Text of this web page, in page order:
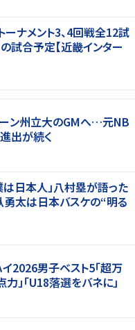
ーナメント3、4回戦全12試
試合予定【近畿インター
ーン州立大のGMへ…元NB
出が続く
は日本人」八村塁が語った
太は日本バスケの“明る
イ2026男子ベスト5「超万
」「U18落選をバネに」